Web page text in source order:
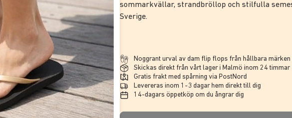
sommarkvällar, strandbröllop och stilfulla
Sverige.
Noggrant urval av dam flip flops från hållbara märken
Skickas direkt från vårt lager i Malmö inom 24 timmar
Gratis frakt med spårning via PostNord
Levereras inom 1-3 dagar hem direkt till dig
14-dagars öppetköp om du ångrar dig